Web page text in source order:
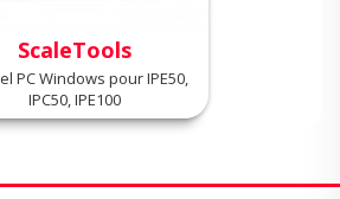
ScaleTools
PC Windows pour IPE50,
IPC50, IPE100